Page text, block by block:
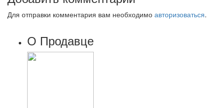
Для отправки комментария вам необходимо авторизоваться.
О Продавце